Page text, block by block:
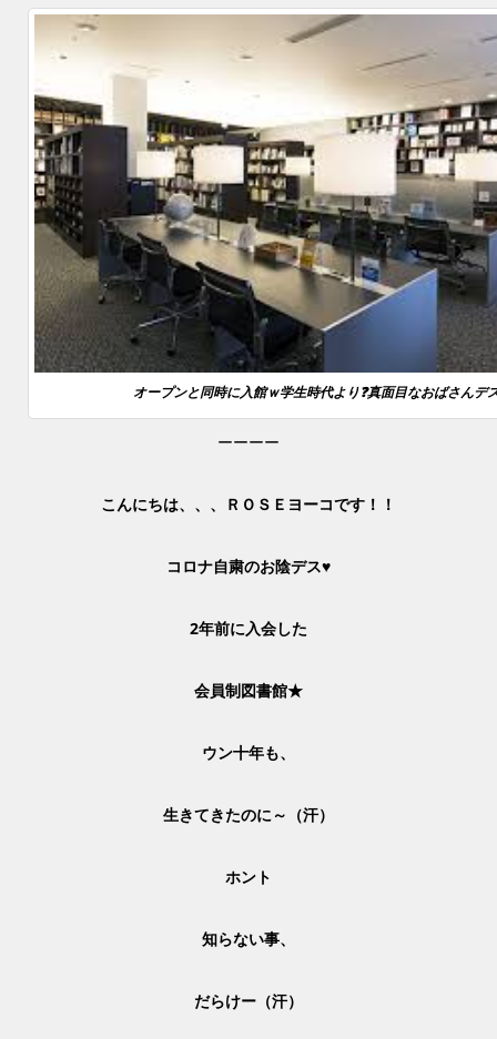
オープンと同時に入館ｗ学生時代より❓真面目なおばさんデ
ーーーー
こんにちは、、、ＲＯＳＥヨーコです！！
コロナ自粛のお陰デス♥
2年前に入会した
会員制図書館★
ウン十年も、
生きてきたのに～（汗）
ホント
知らない事、
だらけー（汗）